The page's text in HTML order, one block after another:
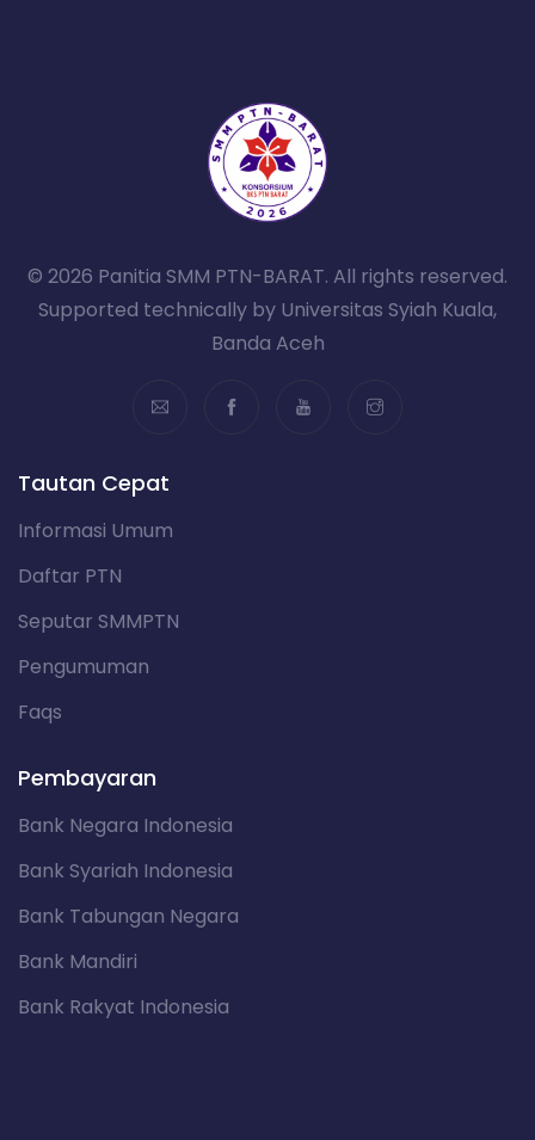
© 2026 Panitia SMM PTN-BARAT. All rights reserved.
Supported technically by Universitas Syiah Kuala,
Banda Aceh
Tautan Cepat
Informasi Umum
Daftar PTN
Seputar SMMPTN
Pengumuman
Faqs
Pembayaran
Bank Negara Indonesia
Bank Syariah Indonesia
Bank Tabungan Negara
Bank Mandiri
Bank Rakyat Indonesia